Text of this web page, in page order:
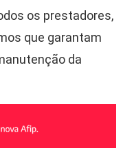
os prestadores,
que garantam
da